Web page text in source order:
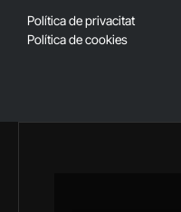
Política de privacitat
Política de cookies